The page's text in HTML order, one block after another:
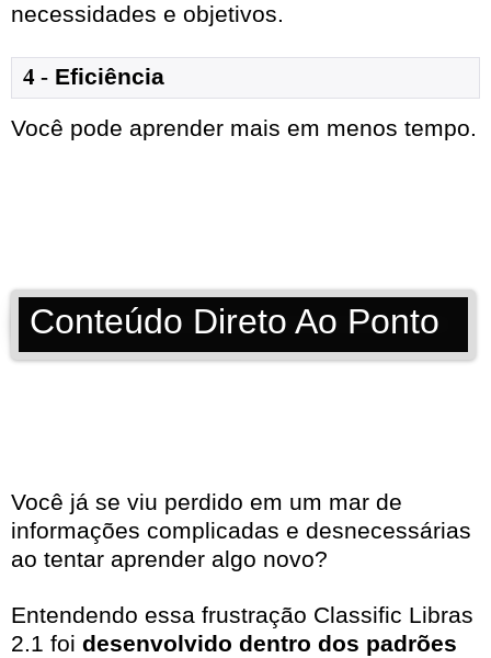
necessidades e objetivos.
4 - Eficiência
Você pode aprender mais em menos tempo.
Conteúdo Direto Ao Ponto
Você já se viu perdido em um mar de
informações complicadas e desnecessárias
ao tentar aprender algo novo?
Entendendo essa frustração Classific Libras
2.1 foi desenvolvido dentro dos padrões